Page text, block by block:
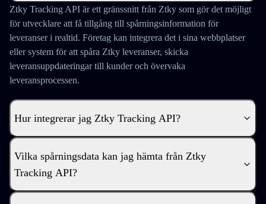
Ztky Tracking API är ett gränssnitt från Ztky som gör det möjligt
för utvecklare att få tillgång till spårningsinformation för
leveranser i realtid. Företag kan integrera det i sina webbplatser
eller system för att spåra Ztky leveranser, skicka
leveransuppdateringar till kunder och övervaka
leveransprocessen.
Hur integrerar jag Ztky Tracking API?
Vilka spårningsdata kan jag hämta från Ztky
Tracking API?